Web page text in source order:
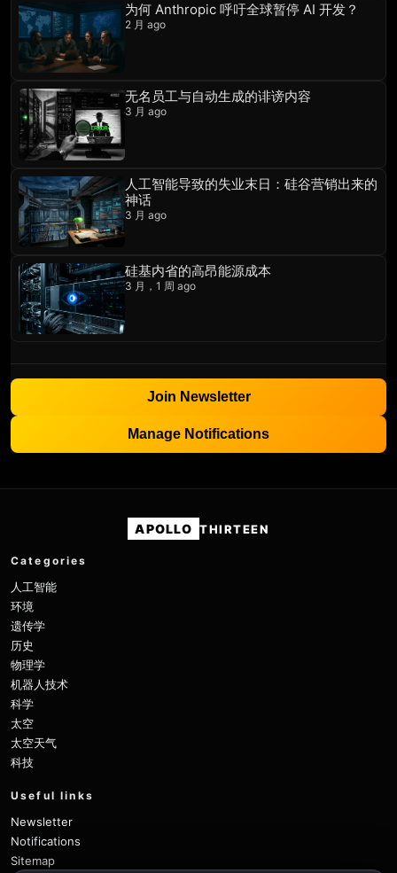
为何 Anthropic 呼吁全球暂停 AI 开发？
2 月 ago
无名员工与自动生成的诽谤内容
3 月 ago
人工智能导致的失业末日：硅谷营销出来的
神话
3 月 ago
硅基内省的高昂能源成本
3 月，1 周 ago
Join Newsletter
Manage Notifications
APOLLO THIRTEEN
Categories
人工智能
环境
遗传学
历史
物理学
机器人技术
科学
太空
太空天气
科技
Useful links
Newsletter
Notifications
Sitemap